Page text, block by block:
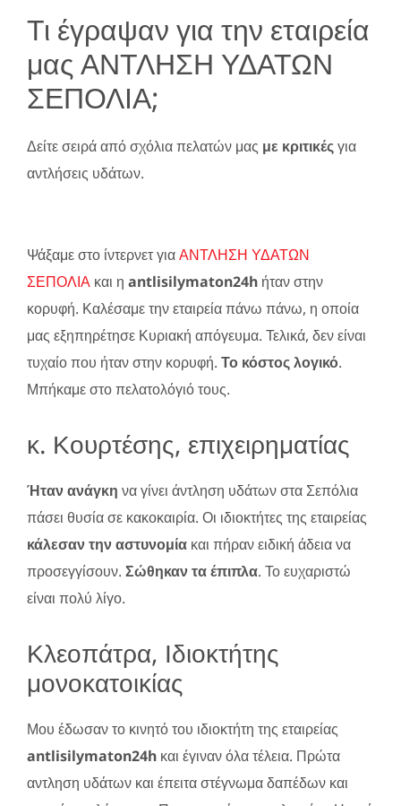
Τι έγραψαν για την εταιρεία
μας ΑΝΤΛΗΣΗ ΥΔΑΤΩΝ
ΣΕΠΟΛΙΑ;
Δείτε σειρά από σχόλια πελατών μας με κριτικέςγια
αντλήσεις υδάτων.
Ψάξαμε στο ίντερνετ γιαΑΝΤΛΗΣΗ ΥΔΑΤΩΝ
ΣΕΠΟΛΙΑ και η antlisilymaton24h ήταν στην
κορυφή. Καλέσαμε την εταιρεία πάνω πάνω, η οποία
μας εξηπηρέτησε Κυριακή απόγευμα. Τελικά, δεν είναι
τυχαίο που ήταν στην κορυφή. Το κόστος λογικό.
Μπήκαμε στο πελατολόγιό τους.
κ. Κουρτέσης, επιχειρηματίας
Ήταν ανάγκη να γίνει άντληση υδάτων στα Σεπόλια
πάσει θυσία σε κακοκαιρία. Οι ιδιοκτήτες της εταιρείας
κάλεσαν την αστυνομία και πήραν ειδική άδεια να
προσεγγίσουν. Σώθηκαν τα έπιπλα. Το ευχαριστώ
είναι πολύ λίγο.
Κλεοπάτρα, Ιδιοκτήτης
μονοκατοικίας
Μου έδωσαν το κινητό του ιδιοκτήτη της εταιρείας
antlisilymaton24h και έγιναν όλα τέλεια. Πρώτα
αντληση υδάτων και έπειτα στέγνωμα δαπέδων και